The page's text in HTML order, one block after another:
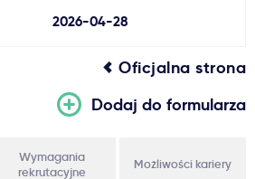
2026-04-28
Oficjalna strona
Dodaj do formularza
Wymagania
rekrutacyjne
Możliwości kariery